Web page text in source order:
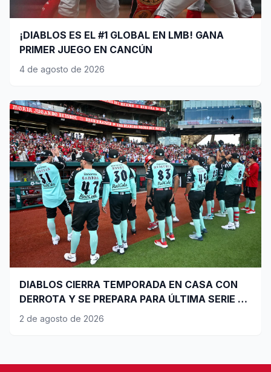
¡DIABLOS ES EL #1 GLOBAL EN LMB! GANA
PRIMER JUEGO EN CANCÚN
4 de agosto de 2026
DIABLOS CIERRA TEMPORADA EN CASA CON
DERROTA Y SE PREPARA PARA ÚLTIMA SERIE DE
PLAYOFFS
2 de agosto de 2026